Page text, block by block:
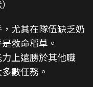
尤其在隊伍缺乏奶
救命稻草。
上遠勝於其他職
數任務。